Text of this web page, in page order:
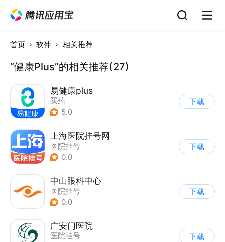
首页 软件 相关推荐
“健康Plus”的相关推荐(27)
易健康plus
买药
5.0
下载
上海医院挂号网
医院挂号
0.0
下载
中山眼科中心
医院挂号
0.0
下载
广安门医院
医院挂号
下载